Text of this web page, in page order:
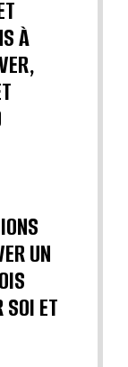
À
UN
SOI ET